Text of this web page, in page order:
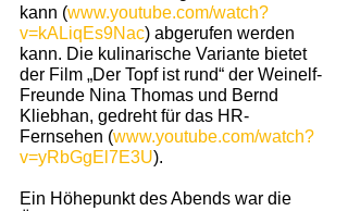
kann (www.youtube.com/watch?
v=kALiqEs9Nac) abgerufen werden
kann. Die kulinarische Variante bietet
der Film „Der Topf ist rund“ der Weinelf-
Freunde Nina Thomas und Bernd
Kliebhan, gedreht für das HR-
Fernsehen (www.youtube.com/watch?
v=yRbGgEl7E3U).
Ein Höhepunkt des Abends war die